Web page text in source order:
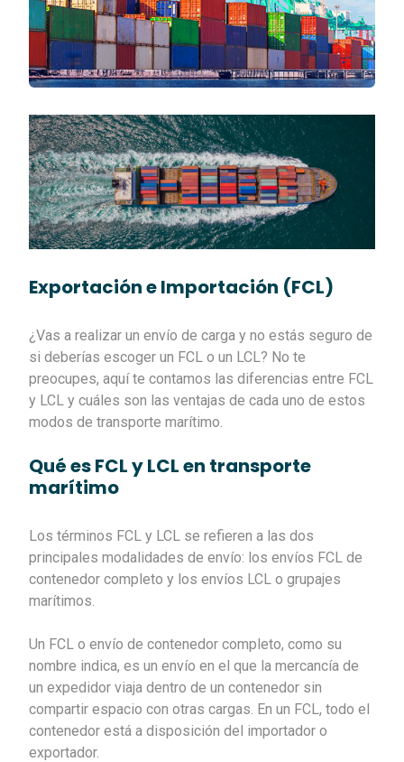
Exportación e Importación (FCL)
¿Vas a realizar un envío de carga y no estás seguro de
si deberías escoger un FCL o un LCL? No te
preocupes, aquí te contamos las diferencias entre FCL
y LCL y cuáles son las ventajas de cada uno de estos
modos de transporte marítimo.
Qué es FCL y LCL en transporte
marítimo
Los términos FCL y LCL se refieren a las dos
principales modalidades de envío: los envíos FCL de
contenedor completo y los envíos LCL o grupajes
marítimos.
Un FCL o envío de contenedor completo, como su
nombre indica, es un envío en el que la mercancía de
un expedidor viaja dentro de un contenedor sin
compartir espacio con otras cargas. En un FCL, todo el
contenedor está a disposición del importador o
exportador.